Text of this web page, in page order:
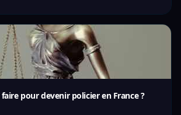
pour devenir policier en France ?